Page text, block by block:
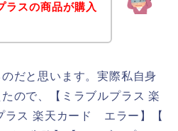
ラスの商品が購入
だと思います。実際私自身
ので、【ミラブルプラス 楽
ラス 楽天カード エラー】【